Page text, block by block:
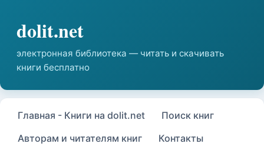
Главная - Книги на dolit.net
Поиск книг
Авторам и читателям книг
Контакты